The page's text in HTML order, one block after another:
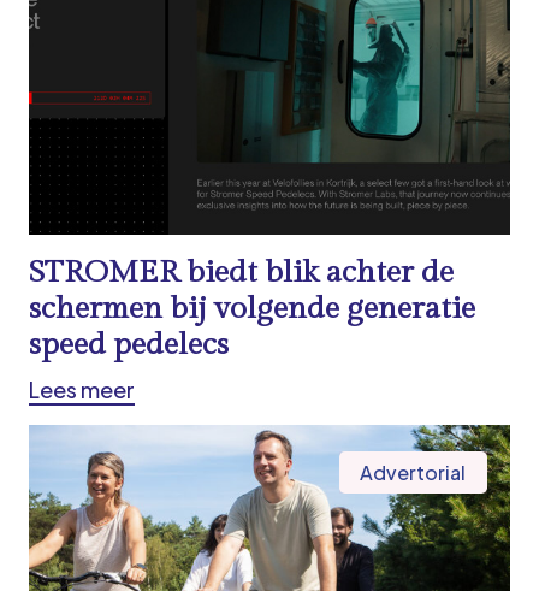
STROMER biedt blik achter de
schermen bij volgende generatie
speed pedelecs
Lees meer
Advertorial